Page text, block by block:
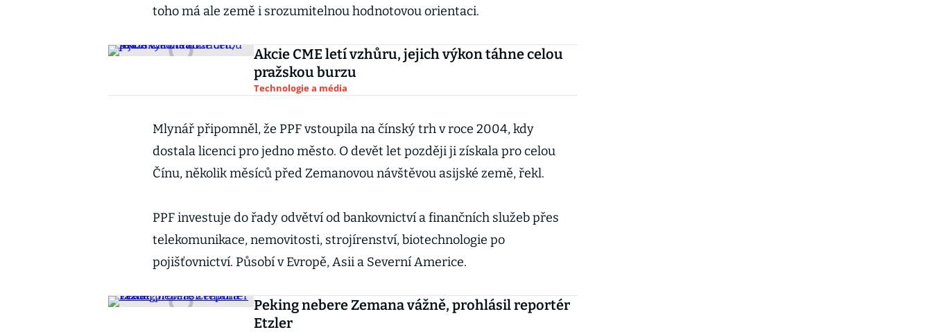
toho má ale země i srozumitelnou hodnotovou orientaci.
Akcie CME letí vzhůru, jejich výkon táhne celou
pražskou burzu
Technologie a média
Mlynář připomněl, že PPF vstoupila na čínský trh v roce 2004, kdy
dostala licenci pro jedno město. O devět let později ji získala pro celou
Čínu, několik měsíců před Zemanovou návštěvou asijské země, řekl.
PPF investuje do řady odvětví od bankovnictví a finančních služeb přes
telekomunikace, nemovitosti, strojírenství, biotechnologie po
pojišťovnictví. Působí v Evropě, Asii a Severní Americe.
Peking nebere Zemana vážně, prohlásil reportér
Etzler